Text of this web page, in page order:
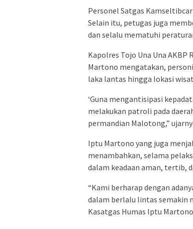
Personel Satgas
Selain itu, petugas juga
dan selalu mematuhi
Kapolres Tojo Una Una AKBP
Martono mengatakan,
laka lantas hingga lokasi
‘Guna mengantisipasi
melakukan patroli pada
permandian Malotong,”
Iptu Martono yang juga
menambahkan, selama
dalam keadaan aman, tertib,
“Kami berharap dengan
dalam berlalu lintas semakin
Kasatgas Humas Iptu